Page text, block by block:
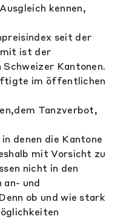
kennen,
seit der
ist der
Kantonen.
im öffentlichen
Tanzverbot,
denen die Kantone
mit Vorsicht zu
nicht in den
an- und
ob und wie stark